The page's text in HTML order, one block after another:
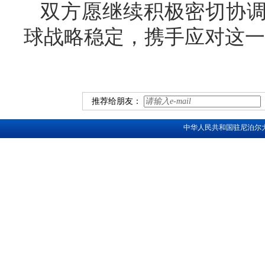
双方愿继续积极密切协
球战略稳定，携手应对这
推荐给朋友：
中华人民共和国驻尼泊尔